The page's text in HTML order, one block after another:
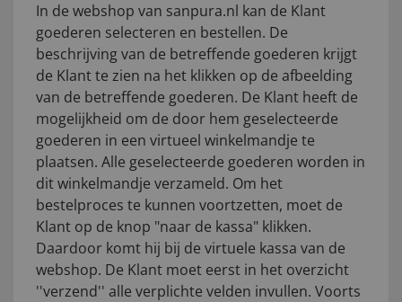
In de webshop van sanpura.nl kan de Klant
goederen selecteren en bestellen. De
beschrijving van de betreffende goederen krijgt
de Klant te zien na het klikken op de afbeelding
van de betreffende goederen. De Klant heeft de
mogelijkheid om de door hem geselecteerde
goederen in een virtueel winkelmandje te
plaatsen. Alle geselecteerde goederen worden in
dit winkelmandje verzameld. Om het
bestelproces te kunnen voortzetten, moet de
Klant op de knop "naar de kassa" klikken.
Daardoor komt hij bij de virtuele kassa van de
webshop. De Klant moet eerst in het overzicht
''verzend'' alle verplichte velden invullen. Voorts